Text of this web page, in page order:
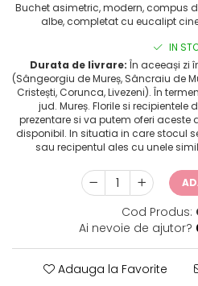
Buchet asimetric, modern, compus
albe, completat cu eucalipt
IN
Durata de livrare: În aceeași zi
(Sângeorgiu de Mureș, Sâncraiu de
Cristești, Corunca, Livezeni). În
jud. Mureș. Florile si
prezentare si va putem oferi
disponibil. In situatia in care stocul
sau recipentul ales cu unele
Cod Produs:
Ai nevoie de ajutor?
Adauga la Favorite